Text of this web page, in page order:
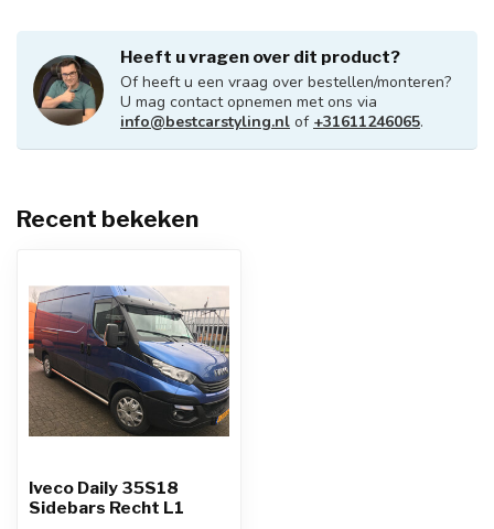
Heeft u vragen over dit product?
Of heeft u een vraag over bestellen/monteren?
U mag contact opnemen met ons via
info@bestcarstyling.nl of +31611246065.
Recent bekeken
Iveco Daily 35S18
Sidebars Recht L1